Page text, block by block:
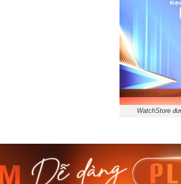
WatchStore
Casio Nam MTS-
RS100L-1AVDF
4.276.000₫
3.634.600₫
Casio
230EL-